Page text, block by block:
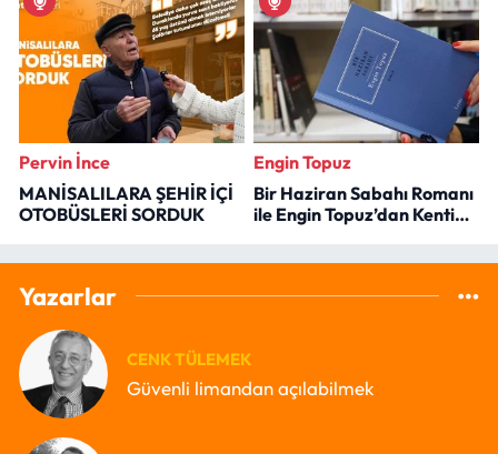
Pervin İnce
MANİSALILARA ŞEHİR İÇİ
OTOBÜSLERİ SORDUK
Engin Topuz
Bir Haziran Sabahı Romanı
ile Engin Topuz’dan Kenti
Yazarlar
CENK TÜLEMEK
Güvenli limandan açılabilmek